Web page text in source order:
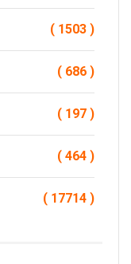
( 1503 )
( 686 )
( 197 )
( 464 )
( 17714 )